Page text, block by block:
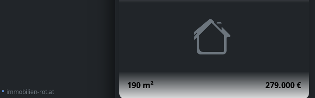
• immobilien-rot.at